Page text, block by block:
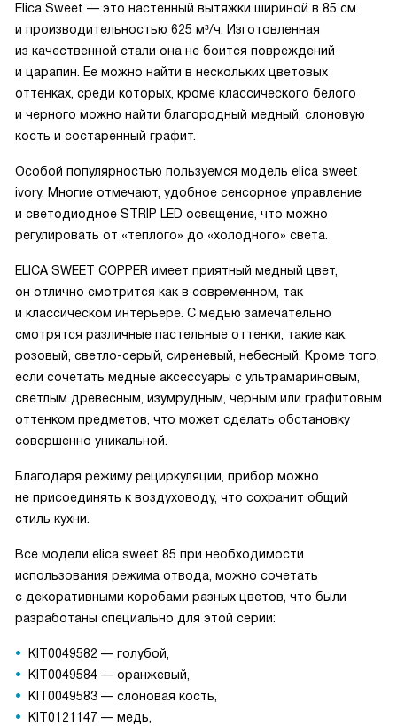
Elica Sweet — это настенный вытяжки шириной в 85 см
и производительностью 625 м³/ч. Изготовленная
из качественной стали она не боится повреждений
и царапин. Ее можно найти в нескольких цветовых
оттенках, среди которых, кроме классического белого
и черного можно найти благородный медный, слоновую
кость и состаренный графит.
Особой популярностью пользуемся модель elica sweet
ivory. Многие отмечают, удобное сенсорное управление
и светодиодное STRIP LED освещение, что можно
регулировать от «теплого» до «холодного» света.
ELICA SWEET COPPER имеет приятный медный цвет,
он отлично смотрится как в современном, так
и классическом интерьере. С медью замечательно
смотрятся различные пастельные оттенки, такие как:
розовый, светло-серый, сиреневый, небесный. Кроме того,
если сочетать медные аксессуары с ультрамариновым,
светлым древесным, изумрудным, черным или графитовым
оттенком предметов, что может сделать обстановку
совершенно уникальной.
Благодаря режиму рециркуляции, прибор можно
не присоединять к воздуховоду, что сохранит общий
стиль кухни.
Все модели elica sweet 85 при необходимости
использования режима отвода, можно сочетать
с декоративными коробами разных цветов, что были
разработаны специально для этой серии:
KIT0049582 — голубой,
KIT0049584 — оранжевый,
KIT0049583 — слоновая кость,
KIT0121147 — медь,